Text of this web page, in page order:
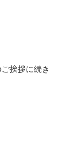
挨拶に続き